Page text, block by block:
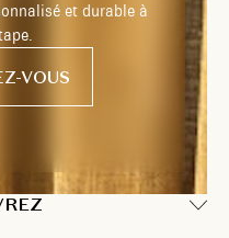
et durable à
VOUS